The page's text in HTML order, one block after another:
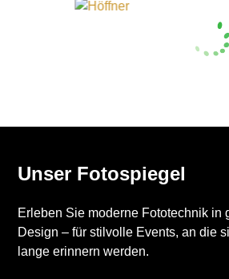
Unser Fotospiegel
Erleben Sie moderne Fototechnik in
Design – für stilvolle Events, an die
lange erinnern werden.